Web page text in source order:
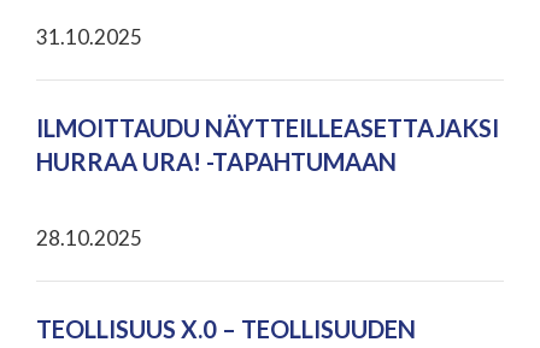
31.10.2025
ILMOITTAUDU NÄYTTEILLEASETTAJAKSI
HURRAA URA! -TAPAHTUMAAN
28.10.2025
TEOLLISUUS X.0 – TEOLLISUUDEN